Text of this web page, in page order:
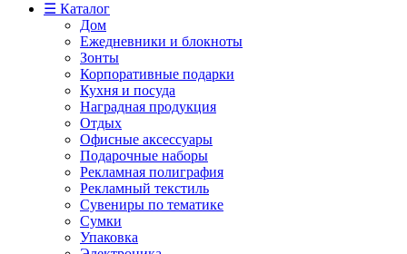
☰ Каталог
Дом
Ежедневники и блокноты
Зонты
Корпоративные подарки
Кухня и посуда
Наградная продукция
Отдых
Офисные аксессуары
Подарочные наборы
Рекламная полиграфия
Рекламный текстиль
Сувениры по тематике
Сумки
Упаковка